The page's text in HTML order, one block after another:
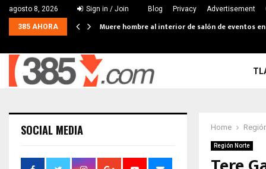
agosto 8, 2026 Sign in / Join Blog Privacy Advertisement
385 AHORA Muere hombre al interior de salón de eventos
Home
Región Norte
SOCIAL MEDIA